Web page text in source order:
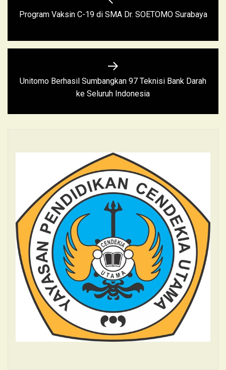
Program Vaksin C-19 di SMA Dr. SOETOMO Surabaya
Unitomo Berhasil Sumbangkan 97 Teknisi Bank Darah
ke Seluruh Indonesia